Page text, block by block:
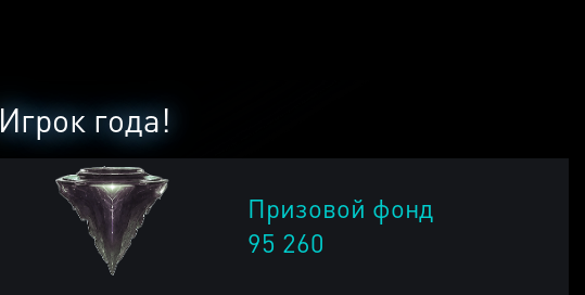
Игрок года!
Призовой фонд
95 260